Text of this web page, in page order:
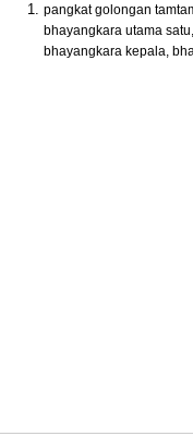
pangkat golongan
bhayangkara utama
bhayangkara kepala,